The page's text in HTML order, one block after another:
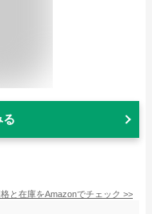
る
と在庫をAmazonでチェック >>